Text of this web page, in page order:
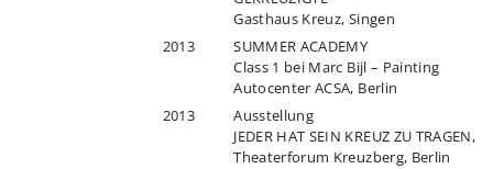
Gasthaus Kreuz, Singen
2013
SUMMER ACADEMY
Class 1 bei Marc Bijl – Painting
Autocenter ACSA, Berlin
2013
Ausstellung
JEDER HAT SEIN KREUZ ZU TRAGEN,
Theaterforum Kreuzberg, Berlin